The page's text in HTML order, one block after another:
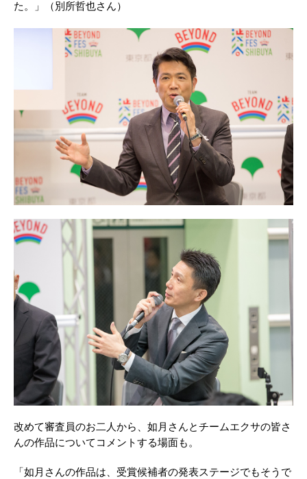
た。」（別所哲也さん）
改めて審査員のお二人から、如月さんとチームエクサの皆さ
んの作品についてコメントする場面も。
「如月さんの作品は、受賞候補者の発表ステージでもそうで